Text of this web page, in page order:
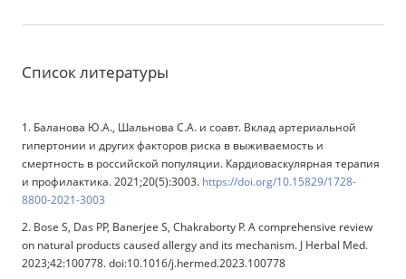
Список литературы
1. Баланова Ю.А., Шальнова С.А. и соавт. Вклад артериальной
гипертонии и других факторов риска в выживаемость и
смертность в российской популяции. Кардиоваскулярная терапия
и профилактика. 2021;20(5):3003. https://doi.org/10.15829/1728-
8800-2021-3003
2. Bose S, Das PP, Banerjee S, Chakraborty P. A comprehensive review
on natural products caused allergy and its mechanism. J Herbal Med.
2023;42:100778. doi:10.1016/j.hermed.2023.100778